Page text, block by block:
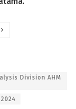
Division AHM